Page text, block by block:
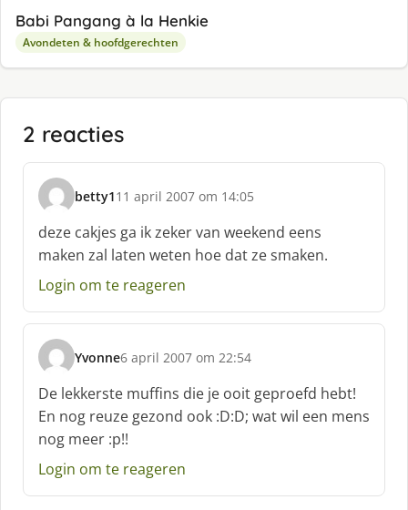
Babi Pangang à la Henkie
Avondeten & hoofdgerechten
2 reacties
betty1
s
h
r
e
f
11 april 2007 om 14:05
deze cakjes ga ik zeker van weekend eens
maken zal laten weten hoe dat ze smaken.
Login om te reageren
Yvonne
s
c
h
r
e
e
:
6 april 2007 om 22:54
De lekkerste muffins die je ooit geproefd hebt!
En nog reuze gezond ook :D:D; wat wil een mens
nog meer :p!!
Login om te reageren